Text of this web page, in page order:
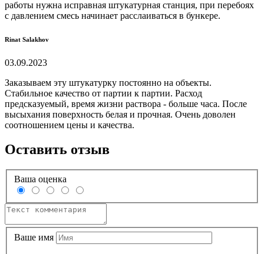
работы нужна исправная штукатурная станция, при перебоях
с давлением смесь начинает расслаиваться в бункере.
Rinat Salakhov
03.09.2023
Заказываем эту штукатурку постоянно на объекты.
Стабильное качество от партии к партии. Расход
предсказуемый, время жизни раствора - больше часа. После
высыхания поверхность белая и прочная. Очень доволен
соотношением цены и качества.
Оставить отзыв
Ваша оценка
Ваше имя